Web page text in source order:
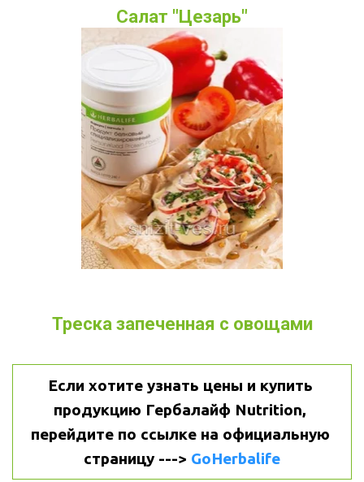
Салат "Цезарь"
Треска запеченная с овощами
Если хотите узнать цены и купить
продукцию Гербалайф Nutrition,
перейдите по ссылке на официальную
страницу ---> GoHerbalife